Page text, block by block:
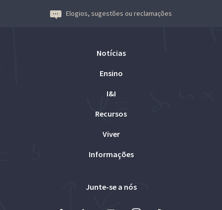
Elogios, sugestões ou reclamações
Notícias
Ensino
I&I
Recursos
Viver
Informações
Junte-se a nós